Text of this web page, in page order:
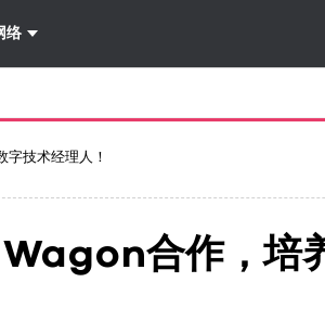
络
字技术经理人！
合作，培